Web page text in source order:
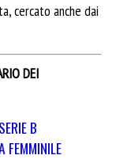
cercato anche dai
DEI
SERIE B
FEMMINILE